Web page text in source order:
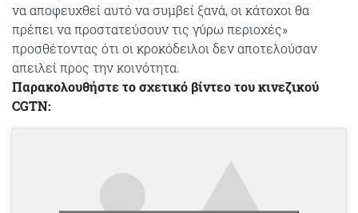
να αποφευχθεί αυτό να συμβεί ξανά, οι κάτοχοι θα
πρέπει να προστατεύσουν τις γύρω περιοχές»
προσθέτοντας ότι οι κροκόδειλοι δεν αποτελούσαν
απειλεί προς την κοινότητα.
Παρακολουθήστε το σχετικό βίντεο του κινεζικού
CGTN: